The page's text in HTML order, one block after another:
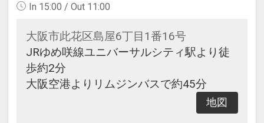
In 15:00 / Out 11:00
大阪市此花区島屋6丁目1番16号
JRゆめ咲線ユニバーサルシティ駅より徒
歩約2分
大阪空港よりリムジンバスで約45分
地図